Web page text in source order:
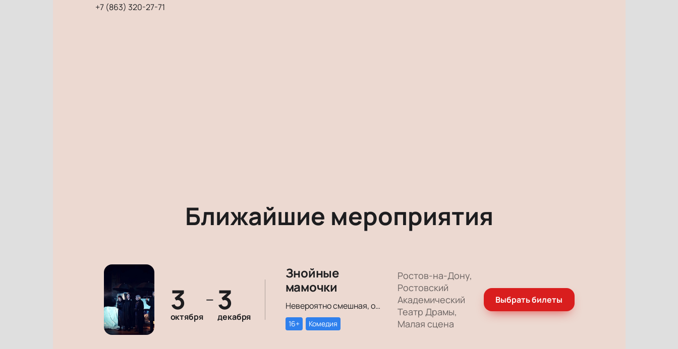
+7 (863) 320-27-71
Ближайшие мероприятия
3
октября
— 3
декабря
Знойные
мамочки
Невероятно смешная, озорная, зажигательная комедия – о том, как две прекрасные леди степенного возраста вовсе не торопятся остепеняться, и подают своим уже взрослым детям отличный пример, как жить на полную катушку.
16+ Комедия
Ростов-на-Дону,
Ростовский
Академический
Театр Драмы,
Малая сцена
Выбрать билеты